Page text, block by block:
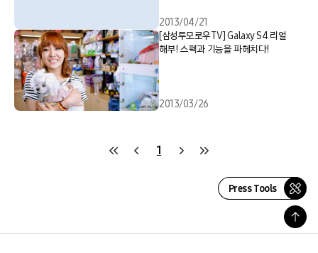
2013/04/21
[삼성투모로우TV] Galaxy S4 리얼
해부! 스펙과 기능을 파헤치다!
2013/03/26
1
Press Tools